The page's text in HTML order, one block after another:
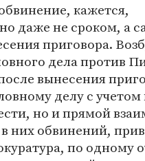
кажется,
даже не сроком, а
приговора.
дела против
вынесения
делу с учетом
но и прямой
них обвинений,
по одному